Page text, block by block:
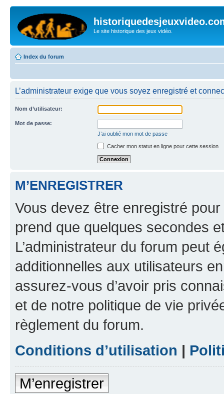
Le site historique des jeux vidéo.
Index du forum
L’administrateur exige que vous soyez enregistré et
Nom d’utilisateur:
Mot de passe:
J’ai oublié mon mot de passe
Cacher mon statut en ligne pour cette session
M’ENREGISTRER
Vous devez être enregistré
prend que quelques secondes
L’administrateur du forum peut
additionnelles aux utilisateurs
assurez-vous d’avoir pris
et de notre politique de vie
règlement du forum.
Conditions d’utilisation |
M’enregistrer